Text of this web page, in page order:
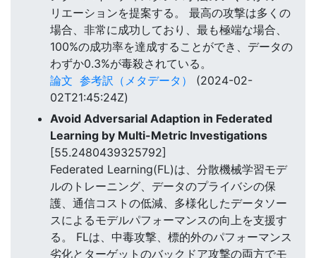
リエーションを提案する。 最高の攻撃は多くの
場合、非常に成功しており、最も極端な場合、
100%の成功率を達成することができ、データの
わずか0.3%が毒殺されている。
論文 参考訳（メタデータ）
(2024-02-
02T21:45:24Z)
Avoid Adversarial Adaption in Federated
Learning by Multi-Metric Investigations
[55.2480439325792]
Federated Learning(FL)は、分散機械学習モデ
ルのトレーニング、データのプライバシの保
護、通信コストの低減、多様化したデータソー
スによるモデルパフォーマンスの向上を支援す
る。 FLは、中毒攻撃、標的外のパフォーマンス
劣化とターゲットのバックドア攻撃の両方でモ